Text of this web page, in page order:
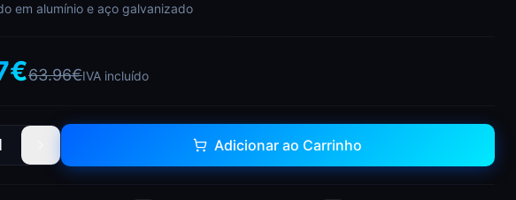
em alumínio e aço galvanizado
€63.96€IVA incluído
Adicionar ao Carrinho